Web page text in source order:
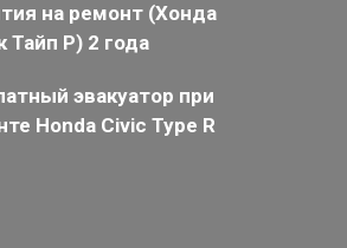
на ремонт (Хонда
Тайп Р) 2 года
эвакуатор при
Honda Civic Type R